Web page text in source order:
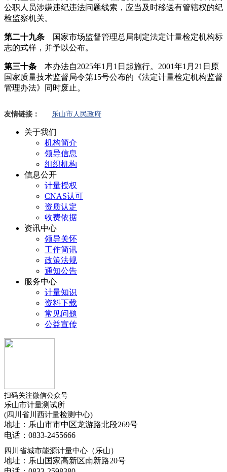
公职人员涉嫌违纪违法问题线索，应当及时移送有管辖权的纪
检监察机关。
第二十九条 国家市场监督管理总局制定法定计量检定机构标
志的式样，并予以公布。
第三十条 本办法自2025年1月1日起施行。2001年1月21日原
国家质量技术监督局令第15号公布的《法定计量检定机构监督
管理办法》同时废止。
友情链接： 乐山市人民政府
关于我们
机构简介
领导信息
组织机构
信息公开
计量授权
CNAS认可
资质认定
收费依据
资讯中心
领导关怀
工作简讯
政策法规
通知公告
服务中心
计量知识
资料下载
常见问题
公益宣传
扫码关注微信公众号
乐山市计量测试所
(四川省川西计量检测中心)
地址：乐山市市中区龙游路北段269号
电话：0833-2455666
四川省城市能源计量中心（乐山）
地址：乐山国家高新区南新路20号